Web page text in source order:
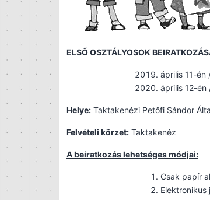
ELSŐOSZTÁLYOSOK BEIRATKOZÁ
április 11-
április 12-
Helye: Taktakenézi Petőfi Sándor
Felvételi körzet: Taktakenéz
A beiratkozás lehetséges módjai:
Csak papír